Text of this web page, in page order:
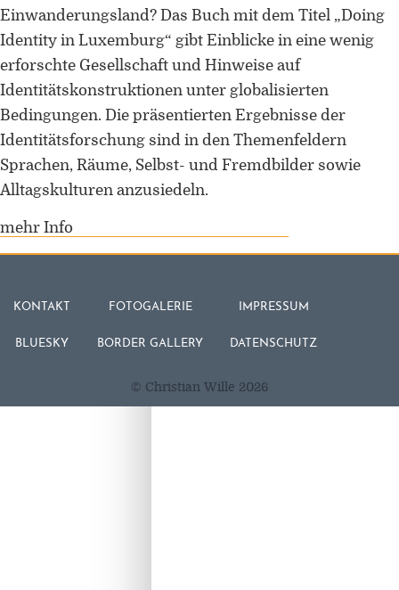
Einwanderungsland? Das Buch mit dem Titel „Doing
Identity in Luxemburg“ gibt Einblicke in eine wenig
erforschte Gesellschaft und Hinweise auf
Identitätskonstruktionen unter globalisierten
Bedingungen. Die präsentierten Ergebnisse der
Identitätsforschung sind in den Themenfeldern
Sprachen, Räume, Selbst- und Fremdbilder sowie
Alltagskulturen anzusiedeln.
mehr Info
KONTAKT
BLUESKY
FOTOGALERIE
BORDER GALLERY
IMPRESSUM
DATENSCHUTZ
© Christian Wille 2026